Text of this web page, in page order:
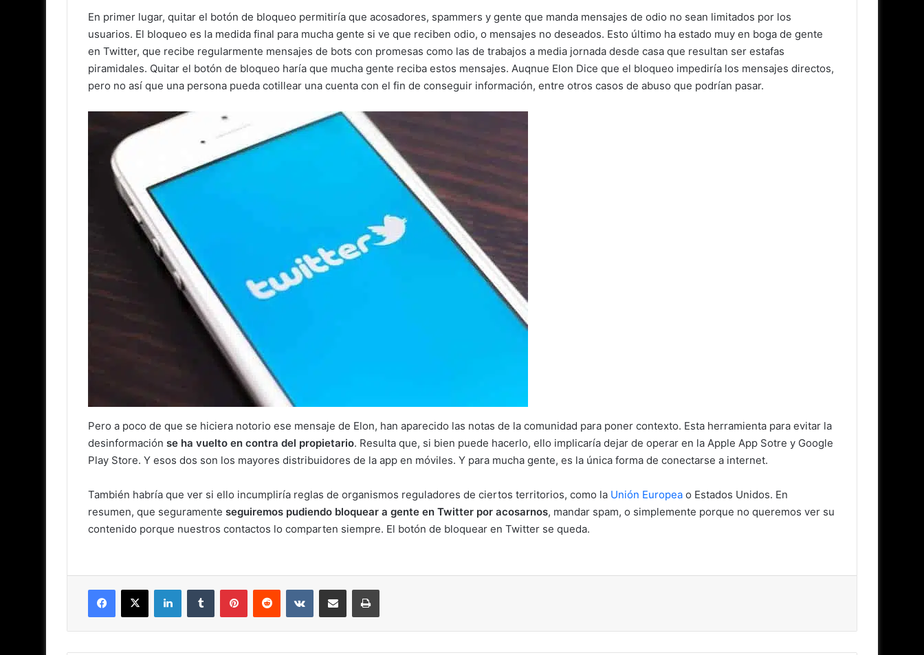
En primer lugar, quitar el botón de bloqueo permitiría que acosadores, spammers y gente que manda mensajes de odio no sean limitados por los
usuarios. El bloqueo es la medida final para mucha gente si ve que reciben odio, o mensajes no deseados. Esto último ha estado muy en boga de gente
en Twitter, que recibe regularmente mensajes de bots con promesas como las de trabajos a media jornada desde casa que resultan ser estafas
piramidales. Quitar el botón de bloqueo haría que mucha gente reciba estos mensajes. Auqnue Elon Dice que el bloqueo impediría los mensajes directos,
pero no así que una persona pueda cotillear una cuenta con el fin de conseguir información, entre otros casos de abuso que podrían pasar.
Pero a poco de que se hiciera notorio ese mensaje de Elon, han aparecido las notas de la comunidad para poner contexto. Esta herramienta para evitar la
desinformación se ha vuelto en contra del propietario. Resulta que, si bien puede hacerlo, ello implicaría dejar de operar en la Apple App Sotre y Google
Play Store. Y esos dos son los mayores distribuidores de la app en móviles. Y para mucha gente, es la única forma de conectarse a internet.
También habría que ver si ello incumpliría reglas de organismos reguladores de ciertos territorios, como la Unión Europea o Estados Unidos. En
resumen, que seguramente seguiremos pudiendo bloquear a gente en Twitter por acosarnos, mandar spam, o simplemente porque no queremos ver su
contenido porque nuestros contactos lo comparten siempre. El botón de bloquear en Twitter se queda.
Facebook
X LinkedInTumblr PinterestReddit VKontakteCompartir por correo electrónicoImprimir